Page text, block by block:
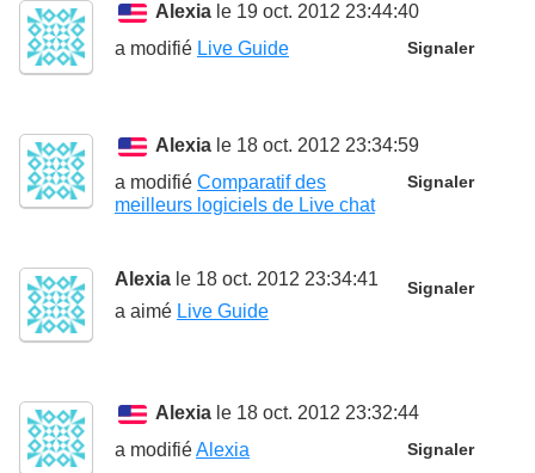
Alexia le 19 oct. 2012 23:44:40
Signaler
a modifié Live Guide
Alexia le 18 oct. 2012 23:34:59
Signaler
a modifié Comparatif des
meilleurs logiciels de Live chat
Alexia le 18 oct. 2012 23:34:41 Signaler
a aimé Live Guide
Alexia le 18 oct. 2012 23:32:44
Signaler
a modifiéAlexia